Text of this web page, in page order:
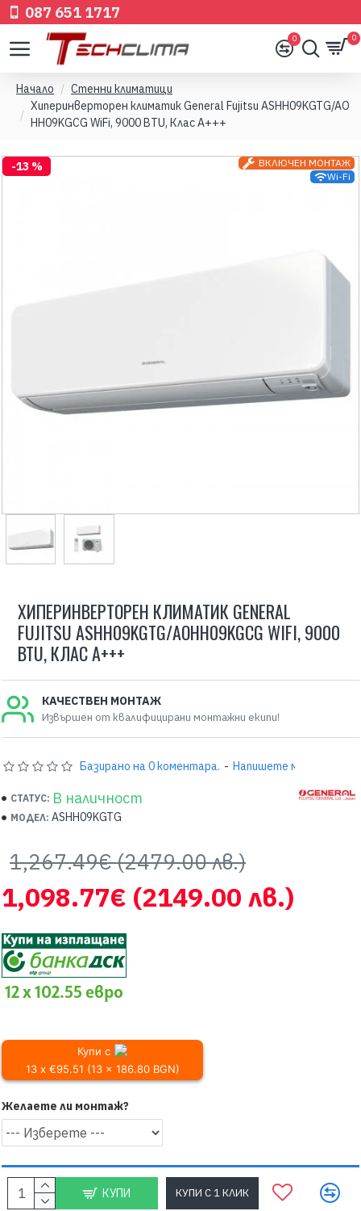
087 651 1717
0 0
Начало
Стенни климатици
Хиперинверторен климатик General Fujitsu ASHH09KGTG/AO
HH09KGCG WiFi, 9000 BTU, Клас A+++
ВКЛЮЧЕН МОНТАЖ
Wi-Fi
-13 %
ХИПЕРИНВЕРТОРЕН КЛИМАТИК GENERAL
FUJITSU ASHH09KGTG/AOHH09KGCG WIFI, 9000
BTU, КЛАС A+++
Базирано на 0 коментара. - Напишете мнение
1,098.77€ (2149.00 лв.)
1,267.49€(2479.00 лв.)
СТАТУС: В наличност
МОДЕЛ: ASHH09KGTG
Желаете ли монтаж?
КУПИ КУПИ С 1 КЛИК
12 x 102.55 евро
Купи с
13 x €95.51 (13 x 186.80 BGN)
КАЧЕСТВЕН МОНТАЖ
Извършен от квалифицирани монтажни екипи!